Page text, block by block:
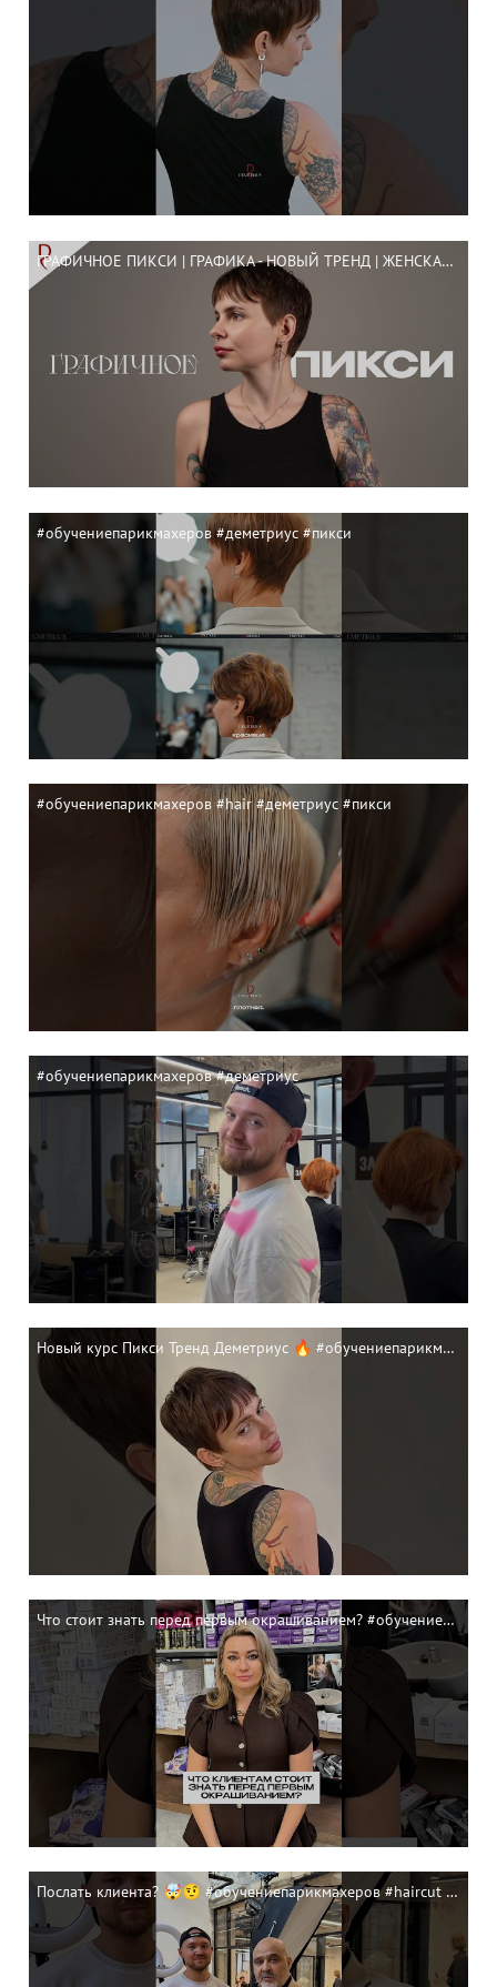
ГРАФИЧНОЕ ПИКСИ | ГРАФИКА - НОВЫЙ ТРЕНД | ЖЕНСКАЯ СТРИЖКА | ДЕМЕТРИУС
#обучениепарикмахеров #деметриус #пикси
#обучениепарикмахеров #hair #деметриус #пикси
#обучениепарикмахеров #деметриус
Новый курс Пикси Тренд Деметриус 🔥 #обучениепарикмахеров #haircut
Что стоит знать перед первым окрашиванием? #обучениепарикмахеров #haircut
Послать клиента? 🤯🤨 #обучениепарикмахеров #haircut #деметриус #обучениепарикмахеров